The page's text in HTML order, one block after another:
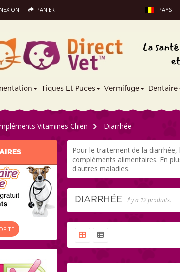
PANIER PAYS
Tiques Et Puces Vermifuge Dentaire
Vitamines Chien > Diarrhée
Pour le traitement de la
compléments alimentaires. En
d'autres maladies.
DIARRHÉE Il y a 12 produits.